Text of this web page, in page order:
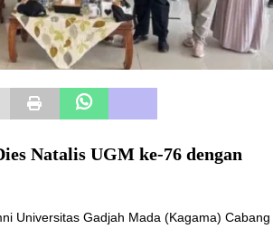
Natalis UGM ke‑76 dengan
Universitas Gadjah Mada (Kagama) Cabang